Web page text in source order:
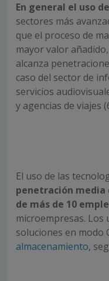
En general el uso
sectores más
que el proceso de
mayor valor
alcanza
caso del sector de
servicios
y agencias de viajes
El uso de las
penetración media
de más de 10
microempresas. Los
soluciones en modo
almacenamiento,